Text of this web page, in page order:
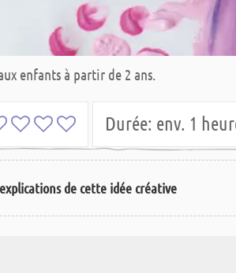
enfants à partir de 2 ans.
Durée: env. 1
de cette idée créative